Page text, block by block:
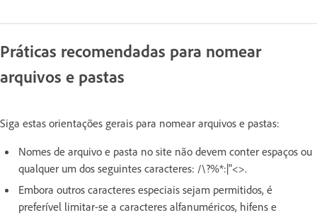
Práticas recomendadas para nomear
arquivos e pastas
Siga estas orientações gerais para nomear arquivos e pastas:
Nomes de arquivo e pasta no site não devem conter espaços ou
qualquer um dos seguintes caracteres: /\?%*:|"<>.
Embora outros caracteres especiais sejam permitidos, é
preferível limitar-se a caracteres alfanuméricos, hifens e